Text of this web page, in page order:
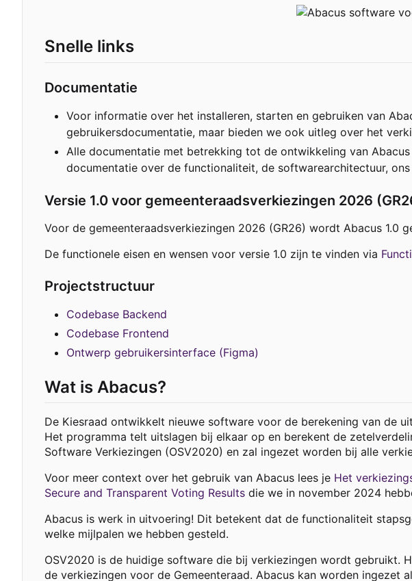
Snelle links
Documentatie
Voor informatie over het installeren, starten en gebruiken van
gebruikersdocumentatie, maar bieden we ook uitleg over het
Alle documentatie met betrekking tot de ontwikkeling van
documentatie over de functionaliteit, de softwarearchitectuur,
Versie 1.0 voor gemeenteraadsverkiezingen 2026
Voor de gemeenteraadsverkiezingen 2026 (GR26) wordt Abacus 1.0
De functionele eisen en wensen voor versie 1.0 zijn te vinden via
Projectstructuur
Codebase Backend
Codebase Frontend
Ontwerp gebruikersinterface (Figma)
Wat is Abacus?
De Kiesraad ontwikkelt nieuwe software voor de berekening van de
Het programma telt uitslagen bij elkaar op en berekent de
Software Verkiezingen (OSV2020) en zal ingezet worden bij alle
Voor meer context over het gebruik van Abacus lees je Het
Secure and Transparent Voting Results die we in november 2024
Abacus is werk in uitvoering! Dit betekent dat de functionaliteit
welke mijlpalen we hebben gesteld.
OSV2020 is de huidige software die bij verkiezingen wordt gebruikt.
de verkiezingen voor de Gemeenteraad. Abacus kan worden ingezet